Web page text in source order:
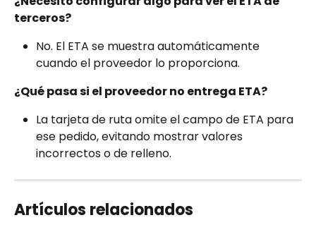
terceros?
No. El ETA se muestra automáticamente
cuando el proveedor lo proporciona.
¿Qué pasa si el proveedor no entrega ETA?
La tarjeta de ruta omite el campo de ETA para
ese pedido, evitando mostrar valores
incorrectos o de relleno.
Artículos relacionados